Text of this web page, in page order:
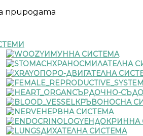
природата
ИМУННА СИСТЕМА
ХРАНОСМИЛАТЕЛНА
ОПОРО-ДВИГАТЕЛНА
СЪРДОЧНО-
КРЪВОНОСНА
НЕРВНА СИСТЕМА
ЕНДОКРИННА
ДИХАТЕЛНА СИСТЕМА